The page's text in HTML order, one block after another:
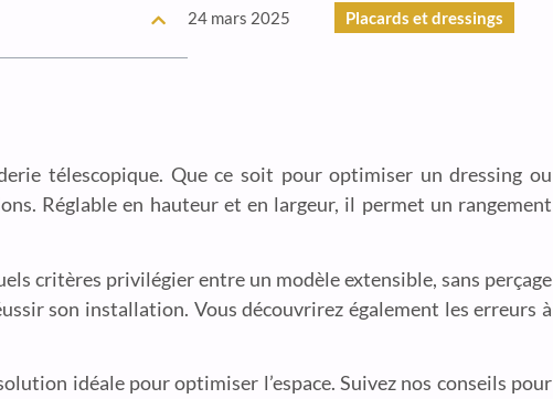
24 mars 2025 Placards et dressings
télescopique. Que ce soit pour optimiser un dressing ou
Réglable en hauteur et en largeur, il permet un rangement
critères privilégier entre un modèle extensible, sans perçage
son installation. Vous découvrirez également les erreurs à
idéale pour optimiser l’espace. Suivez nos conseils pour